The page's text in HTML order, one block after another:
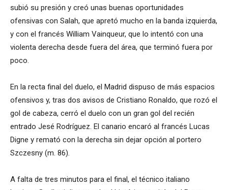
subió su presión y creó unas buenas oportunidades
ofensivas con Salah, que apretó mucho en la banda izquierda,
y con el francés William Vainqueur, que lo intentó con una
violenta derecha desde fuera del área, que terminó fuera por
poco.
En la recta final del duelo, el Madrid dispuso de más espacios
ofensivos y, tras dos avisos de Cristiano Ronaldo, que rozó el
gol de cabeza, cerró el duelo con un gran gol del recién
entrado Jesé Rodríguez. El canario encaró al francés Lucas
Digne y remató con la derecha sin dejar opción al portero
Szczesny (m. 86).
A falta de tres minutos para el final, el técnico italiano